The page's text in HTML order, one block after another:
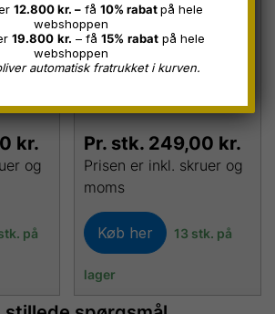
kr.
og
på
Restparti
Bruges til FACADE
Pr. stk. 249,00 kr.
Prisen er inkl. skruer og
moms
Køb her 13 stk. på
lager
12.800 kr. –få 10% rabatpå hele
webshoppen
19.800 kr. – få 15% rabatpå hele
webshoppen
automatisk fratrukket i kurven.